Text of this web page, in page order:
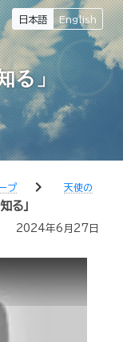
日本語 English
る」
プ chevron_right
天使の
る」
2024年6月27日